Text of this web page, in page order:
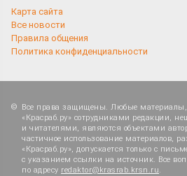
Карта сайта
Все новости
Правила общения
Политика конфиденциальности
Все права защищены. Любые
«Красраб.ру» сотрудниками редакции,
и читателями, являются объектами
частичное использование материалов,
«Красраб.ру», допускается только с
с указанием ссылки на источник. Все
по адресу redaktor@krasrab.krsn.ru.